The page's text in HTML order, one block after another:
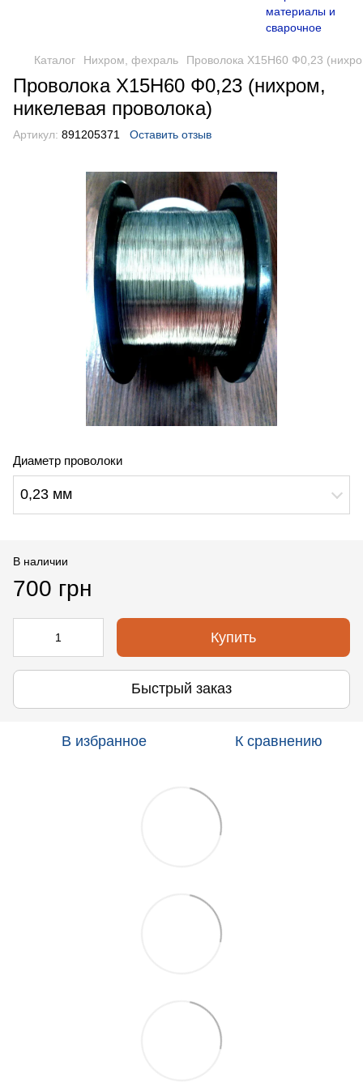
Каталог Нихром, фехраль Проволока Х15Н60 Ф0,23
Проволока Х15Н60 Ф0,23 (нихром,
никелевая проволока)
Артикул: 891205371 Оставить отзыв
Диаметр проволоки
0,23 мм
В наличии
700 грн
Купить
Быстрый заказ
В избранное К сравнению